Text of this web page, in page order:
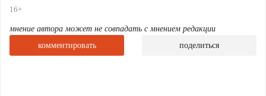
За один рабочий день команда волонтёров смогла
16+
мнение автора может не совпадать с мнением редакции
комментировать
поделиться